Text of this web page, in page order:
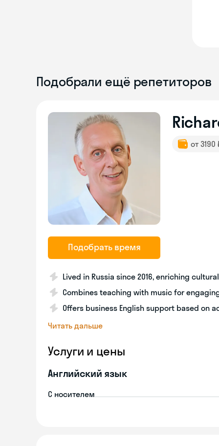
Подобрали ещё репетиторов
Подобрать время
от
Lived in Russia since 2016, enriching
Combines teaching with music for
Offers business English support based on
Читать дальше
Услуги и цены
Английский язык
С носителем